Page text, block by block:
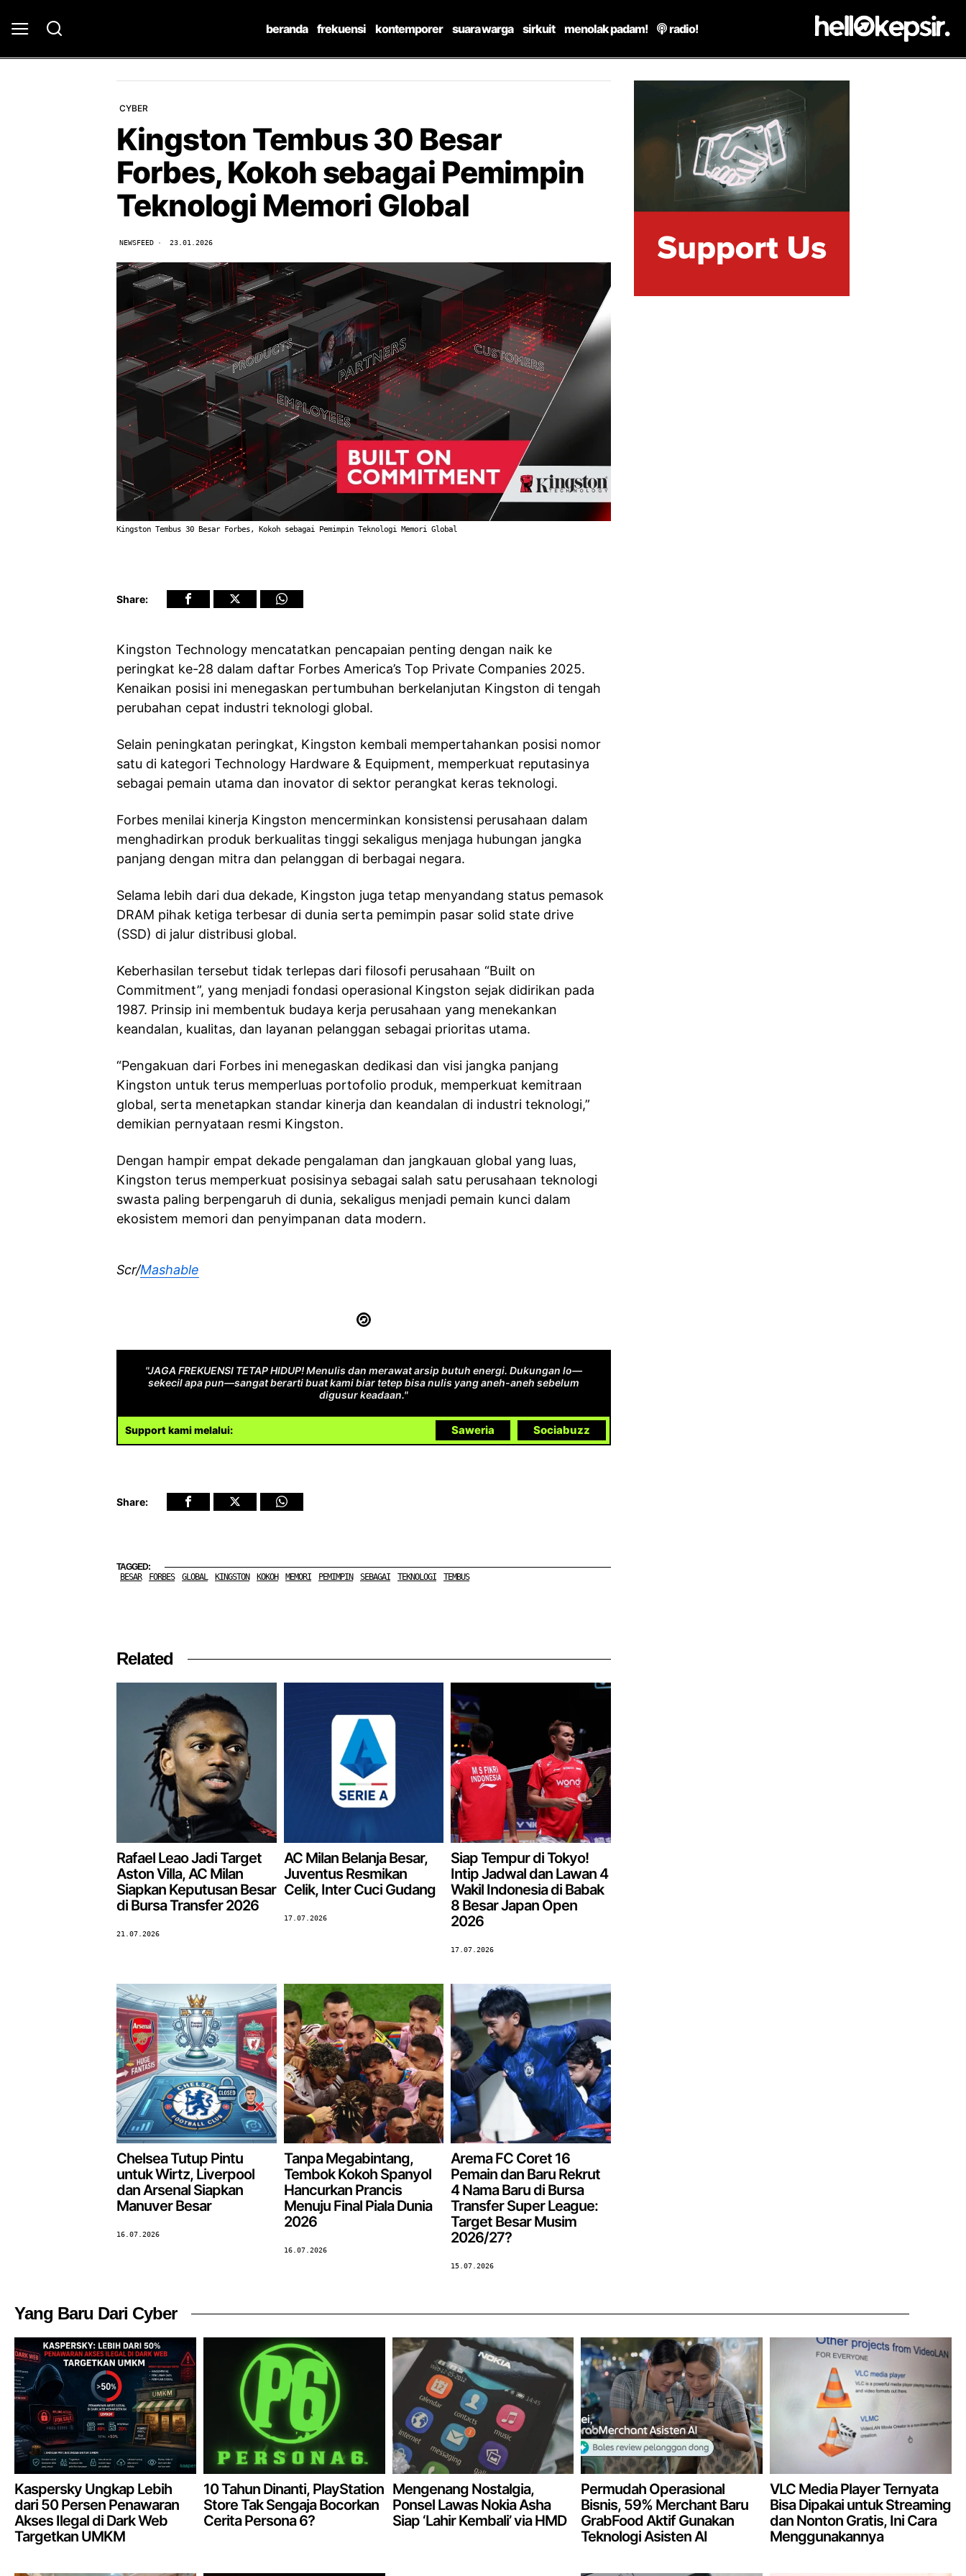
beranda frekuensi kontemporer suara warga sirkuit menolak padam! radio!
CYBER
Kingston Tembus 30 Besar
Forbes, Kokoh sebagai Pemimpin
Teknologi Memori Global
NEWSFEED 23.01.2026
Kingston Tembus 30 Besar Forbes, Kokoh sebagai Pemimpin Teknologi Memori Global
Share:
Kingston Technology mencatatkan pencapaian penting dengan naik ke
peringkat ke-28 dalam daftar Forbes America’s Top Private Companies 2025.
Kenaikan posisi ini menegaskan pertumbuhan berkelanjutan Kingston di tengah
perubahan cepat industri teknologi global.
Selain peningkatan peringkat, Kingston kembali mempertahankan posisi nomor
satu di kategori Technology Hardware & Equipment, memperkuat reputasinya
sebagai pemain utama dan inovator di sektor perangkat keras teknologi.
Forbes menilai kinerja Kingston mencerminkan konsistensi perusahaan dalam
menghadirkan produk berkualitas tinggi sekaligus menjaga hubungan jangka
panjang dengan mitra dan pelanggan di berbagai negara.
Selama lebih dari dua dekade, Kingston juga tetap menyandang status pemasok
DRAM pihak ketiga terbesar di dunia serta pemimpin pasar solid state drive
(SSD) di jalur distribusi global.
Keberhasilan tersebut tidak terlepas dari filosofi perusahaan “Built on
Commitment”, yang menjadi fondasi operasional Kingston sejak didirikan pada
1987. Prinsip ini membentuk budaya kerja perusahaan yang menekankan
keandalan, kualitas, dan layanan pelanggan sebagai prioritas utama.
“Pengakuan dari Forbes ini menegaskan dedikasi dan visi jangka panjang
Kingston untuk terus memperluas portofolio produk, memperkuat kemitraan
global, serta menetapkan standar kinerja dan keandalan di industri teknologi,”
demikian pernyataan resmi Kingston.
Dengan hampir empat dekade pengalaman dan jangkauan global yang luas,
Kingston terus memperkuat posisinya sebagai salah satu perusahaan teknologi
swasta paling berpengaruh di dunia, sekaligus menjadi pemain kunci dalam
ekosistem memori dan penyimpanan data modern.
Scr/Mashable
"JAGA FREKUENSI TETAP HIDUP! Menulis dan merawat arsip butuh energi. Dukungan lo—
sekecil apa pun—sangat berarti buat kami biar tetep bisa nulis yang aneh-aneh sebelum
digusur keadaan."
Support kami melalui: Saweria Sociabuzz
Share:
TAGGED:
BESAR
FORBES GLOBAL KINGSTON KOKOH MEMORI PEMIMPIN SEBAGAI TEKNOLOGI TEMBUS
Related
Rafael Leao Jadi Target
Aston Villa, AC Milan
Siapkan Keputusan Besar
di Bursa Transfer 2026
21.07.2026
AC Milan Belanja Besar,
Juventus Resmikan
Celik, Inter Cuci Gudang
17.07.2026
Siap Tempur di Tokyo!
Intip Jadwal dan Lawan 4
Wakil Indonesia di Babak
8 Besar Japan Open
2026
17.07.2026
Chelsea Tutup Pintu
untuk Wirtz, Liverpool
dan Arsenal Siapkan
Manuver Besar
16.07.2026
Tanpa Megabintang,
Tembok Kokoh Spanyol
Hancurkan Prancis
Menuju Final Piala Dunia
2026
16.07.2026
Arema FC Coret 16
Pemain dan Baru Rekrut
4 Nama Baru di Bursa
Transfer Super League:
Target Besar Musim
2026/27?
15.07.2026
Yang Baru Dari Cyber
Kaspersky Ungkap Lebih
dari 50 Persen Penawaran
Akses Ilegal di Dark Web
Targetkan UMKM
10 Tahun Dinanti, PlayStation
Store Tak Sengaja Bocorkan
Cerita Persona 6?
Mengenang Nostalgia,
Ponsel Lawas Nokia Asha
Siap ‘Lahir Kembali’ via HMD
Permudah Operasional
Bisnis, 59% Merchant Baru
GrabFood Aktif Gunakan
Teknologi Asisten AI
VLC Media Player Ternyata
Bisa Dipakai untuk Streaming
dan Nonton Gratis, Ini Cara
Menggunakannya